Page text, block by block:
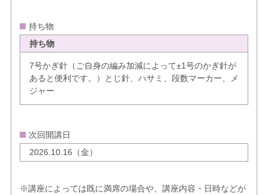
持ち物
持ち物
7号かぎ針（ご自身の編み加減によって±1号のかぎ針が
あると便利です。）とじ針、ハサミ、段数マーカー、メ
ジャー
次回開講日
2026.10.16（金）
※講座によっては既に満席の場合や、講座内容・日時などが